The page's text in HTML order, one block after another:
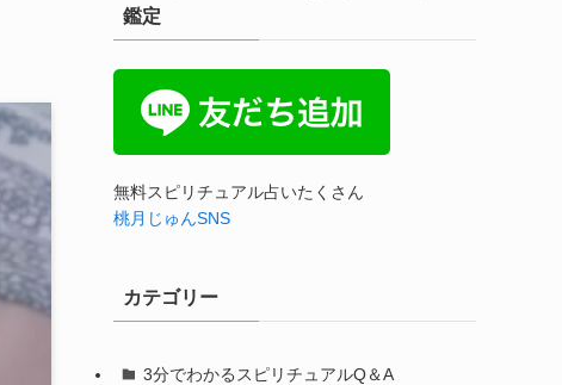
鑑定
無料スピリチュアル占いたくさん
桃月じゅんSNS
カテゴリー
3分でわかるスピリチュアルQ＆A